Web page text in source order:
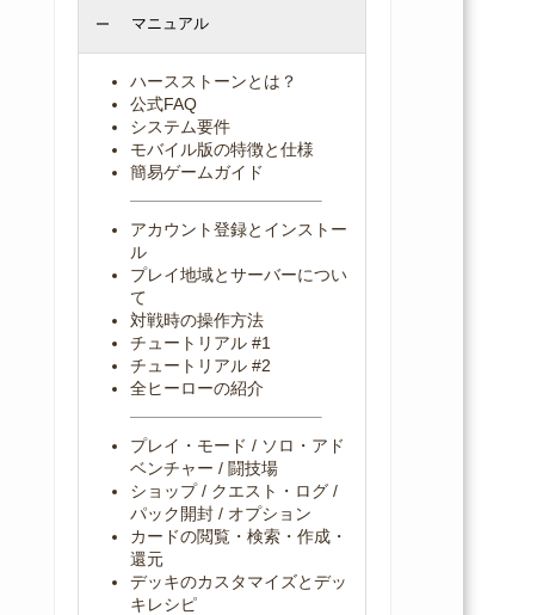
マニュアル
ハースストーンとは？
公式FAQ
システム要件
モバイル版の特徴と仕様
簡易ゲームガイド
アカウント登録とインストー
ル
プレイ地域とサーバーについ
て
対戦時の操作方法
チュートリアル #1
チュートリアル #2
全ヒーローの紹介
プレイ・モード / ソロ・アド
ベンチャー / 闘技場
ショップ / クエスト・ログ /
パック開封 / オプション
カードの閲覧・検索・作成・
還元
デッキのカスタマイズとデッ
キレシピ